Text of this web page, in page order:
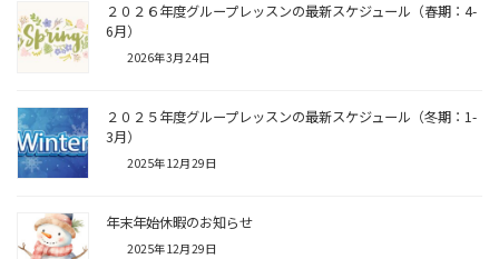
２０２６年度グループレッスンの最新スケジュール（春期：4-
6月）
2026年3月24日
２０２５年度グループレッスンの最新スケジュール（冬期：1-
3月）
2025年12月29日
年末年始休暇のお知らせ
2025年12月29日